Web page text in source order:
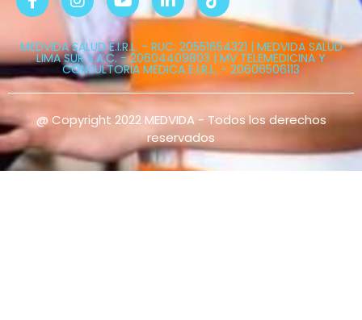
MEDVIDA SALUD E.I.R.L. - RUC: 20551654321 | MEDVIDA SALUD
LIMA SUR S.A.C. - 20604409803 | MV TELEMEDICINA Y
CONSULTORIA MEDICA E.I.R.L. - 20606506113
@ Copyright 2022 MEDVIDA - Todos los derechos
reservados